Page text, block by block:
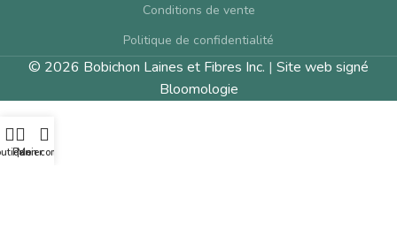
Conditions de vente
Politique de confidentialité
© 2026 Bobichon Laines et Fibres Inc. | Site web signé
Bloomologie
Panier
Mon compte